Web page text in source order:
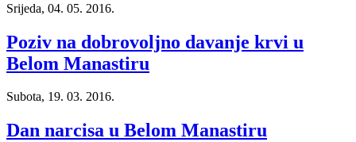
Srijeda, 04. 05. 2016.
Poziv na dobrovoljno davanje krvi u
Belom Manastiru
Subota, 19. 03. 2016.
Dan narcisa u Belom Manastiru